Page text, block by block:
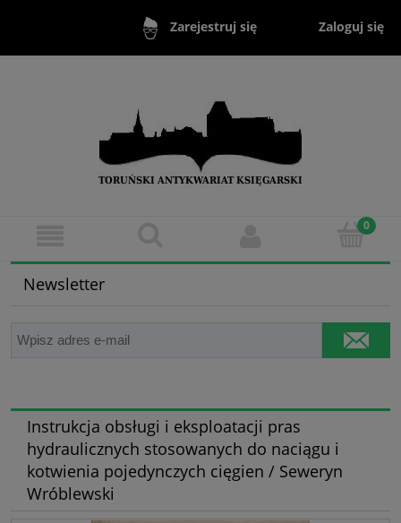
Zarejestruj się Zaloguj się
Newsletter
Instrukcja obsługi i eksploatacji pras
hydraulicznych stosowanych do naciągu i
kotwienia pojedynczych cięgien / Seweryn
Wróblewski